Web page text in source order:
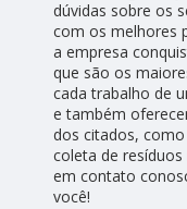
dúvidas sobre os
com os melhores
a empresa
que são os
cada trabalho de
e também
dos citados,
coleta de
em contato
você!